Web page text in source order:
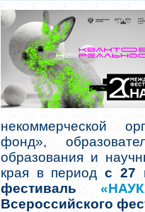
некоммерческой
фонд»,
образования и
края в периодс 27
фестиваль
Всероссийского